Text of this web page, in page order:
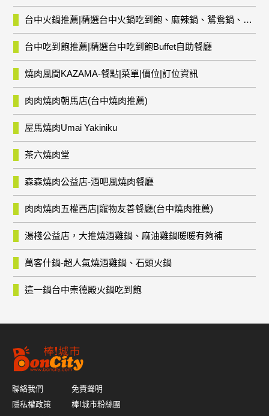
台中火鍋推薦|精選台中火鍋吃到飽、麻辣鍋、鴛鴦鍋、石頭火鍋、酸菜白肉鍋、海鮮鍋、燒酒雞、麻油雞、壽喜燒等熱門人氣火鍋店!
台中吃到飽推薦|精選台中吃到飽Buffet自助餐廳
燒肉風間KAZAMA-餐點|菜單|價位|訂位資訊
肉肉燒肉朝馬店(台中燒肉推薦)
屋馬燒肉Umai Yakiniku
茶六燒肉堂
森森燒肉公益店-酒吧風燒肉餐廳
肉肉燒肉五權西店|寵物友善餐廳(台中燒肉推薦)
湯棧公益店，大推燒酒雞鍋、麻油雞鍋暖暖有夠補
萬客什鍋-超人氣燒酒雞鍋、石頭火鍋
這一鍋台中崇德殿火鍋吃到飽
聯絡我們
免責聲明
隱私權政策
棒!城市粉絲團